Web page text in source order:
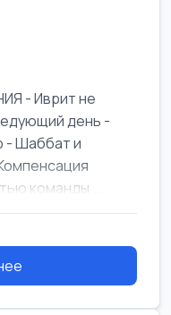
- Иврит не
день -
- Шаббат и
команды ...